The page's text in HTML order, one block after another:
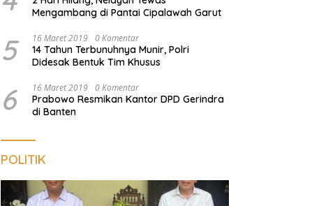
Mengambang di Pantai Cipalawah Garut
5 16 Maret 2019 0 Komentar
14 Tahun Terbunuhnya Munir, Polri
Didesak Bentuk Tim Khusus
6 16 Maret 2019 0 Komentar
Prabowo Resmikan Kantor DPD Gerindra
di Banten
POLITIK